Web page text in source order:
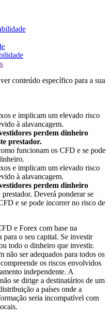
conteúdo específico para a sua
e implicam um elevado risco
à alavancagem.
perdem dinheiro
prestador.
funcionam os CFD e se pode
e implicam um elevado risco
à alavancagem.
perdem dinheiro
Deverá ponderar se
e se pode incorrer no risco de
e Forex com base na
para o seu capital. Se investir
todo o dinheiro que investir.
não ser adequados para todos os
os riscos envolvidos
independente. A
se dirige a destinatários de um
a países onde a
seria incompatível com